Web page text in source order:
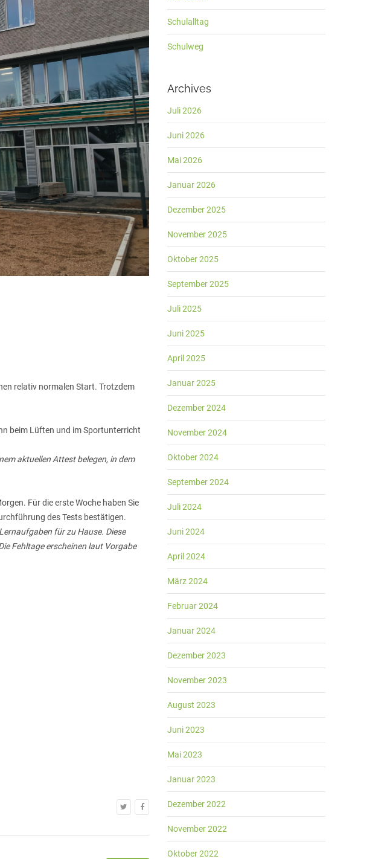
relativ normalen Start. Trotzdem
beim Lüften und im Sportunterricht
aktuellen Attest belegen, in dem
Für die erste Woche haben Sie
des Tests bestätigen.
für zu Hause. Diese
Fehltage erscheinen laut Vorgabe
Schulalltag
Schulweg
Archives
Juli 2026
Juni 2026
Mai 2026
Januar 2026
Dezember 2025
November 2025
Oktober 2025
September 2025
Juli 2025
Juni 2025
April 2025
Januar 2025
Dezember 2024
November 2024
Oktober 2024
September 2024
Juli 2024
Juni 2024
April 2024
März 2024
Februar 2024
Januar 2024
Dezember 2023
November 2023
August 2023
Juni 2023
Mai 2023
Januar 2023
Dezember 2022
November 2022
Oktober 2022